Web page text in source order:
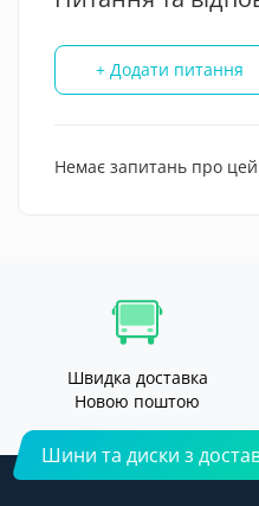
+ Додати питання
Немає запитань про
Швидка доставка
Новою поштою
Шини та диски з